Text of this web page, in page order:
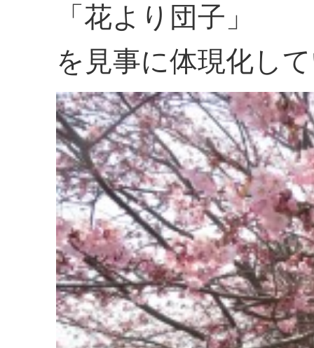
「花より団子」
を見事に体現化し